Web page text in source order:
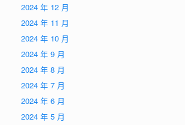
2024 年 12 月
2024 年 11 月
2024 年 10 月
2024 年 9 月
2024 年 8 月
2024 年 7 月
2024 年 6 月
2024 年 5 月